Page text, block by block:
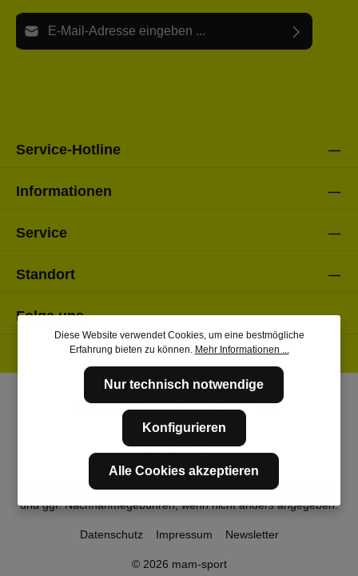
E-Mail-Adresse*
Service-Hotline
Informationen
Service
Standort
Folge uns
* Alle Preise inkl. gesetzl. Mehrwertsteuer zzgl.Versandkosten
und ggf. Nachnahmegebühren, wenn nicht anders angegeben.
© 2026 mam-sport
Datenschutz Impressum Newsletter
Diese Website verwendet Cookies, um eine bestmögliche
Erfahrung bieten zu können. Mehr Informationen ...
Nur technisch notwendige
Konfigurieren
Alle Cookies akzeptieren